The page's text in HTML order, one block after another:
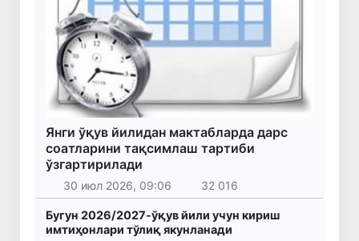
Янги ўқув йилидан мактабларда дарс
соатларини тақсимлаш тартиби
ўзгартирилади
30 июл 2026, 09:06 32 016
Бугун 2026/2027-ўқув йили учун кириш
имтиҳонлари тўлиқ якунланади